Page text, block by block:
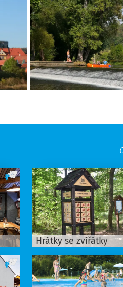
Hrátky se zvířátky